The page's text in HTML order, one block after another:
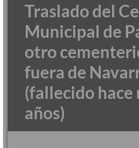
Traslado del
Municipal de
otro
fuera de
(fallecido hace
años)